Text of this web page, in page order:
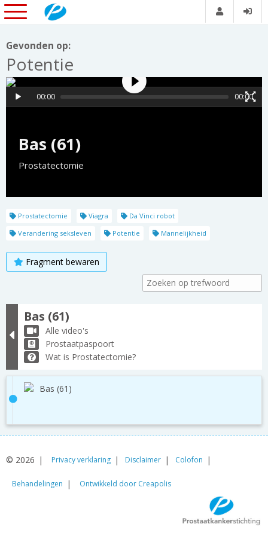
Gevonden op:
Potentie
Bas (61)
Prostatectomie
00:00 00:00
Prostatectomie Viagra
Da Vinci robot
Verandering seksleven
Potentie Mannelijkheid
Fragment bewaren
Bas (61)
Alle video's
Prostaatpaspoort
Wat is Prostatectomie?
Bas (61)
© 2026 Privacy verklaring Disclaimer Colofon
Behandelingen Ontwikkeld door Creapolis